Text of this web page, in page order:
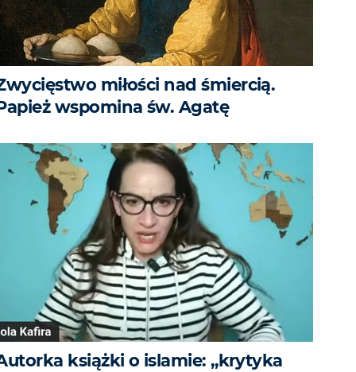
miłości nad śmiercią.
wspomina św. Agatę
książki o islamie: „krytyka